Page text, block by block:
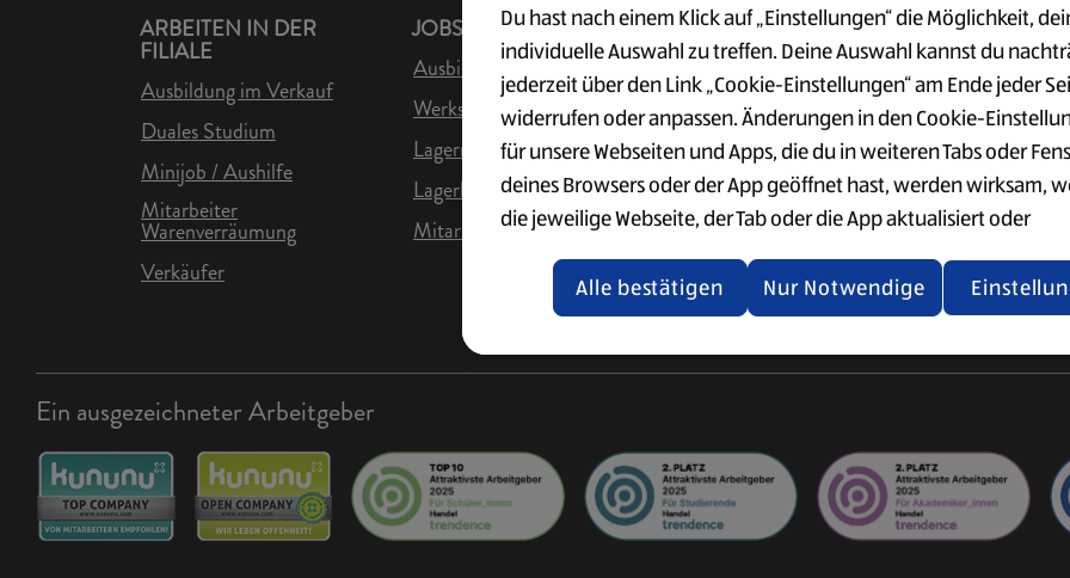
ARBEITEN IN DER
FILIALE
Ausbildung im Verkauf
Duales Studium
Minijob / Aushilfe
Mitarbeiter
Warenverräumung
Verkäufer
JOBS IM LAGER
Ausbildung in der Logistik
Werkstudent Logistik
Lagermitarbeiter
Lagerhelfer
Mitarbeiter Logistik
JOBS IN DER
VERWALTUNG
Ausbildung im Büro
Einkauf & Qualitätswesen
Supply Chain Management
IT
Einstiegsmöglichkeiten
SÜD
Vorteile
Gehalt
Standorte
Bewerbung
Ein ausgezeichneter Arbeitgeber
Du hast nach einem Klick auf „Einstellungen“ die Möglichkeit,
individuelle Auswahl zu treffen. Deine Auswahl kannst du
jederzeit über den Link „Cookie-Einstellungen“ am Ende jeder
widerrufen oder anpassen. Änderungen in den Cookie-
für unsere Webseiten und Apps, die du in weiteren Tabs oder
deines Browsers oder der App geöffnet hast, werden wirksam,
die jeweilige Webseite, der Tab oder die App aktualisiert oder
geschlossen und anschließend wieder geöffnet werden.
Weitere Informationen stellen wir dir in unserer
Nur Notwendige
Alle bestätigen